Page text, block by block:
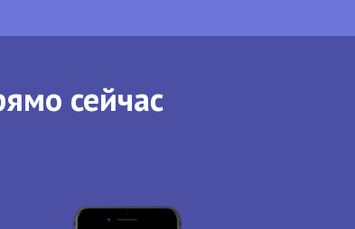
сейчас